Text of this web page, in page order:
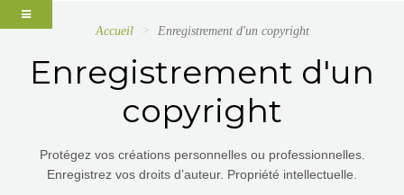
Accueil Enregistrement d'un copyright
Enregistrement d'un
copyright
Protégez vos créations personnelles ou professionnelles.
Enregistrez vos droits d’auteur. Propriété intellectuelle.